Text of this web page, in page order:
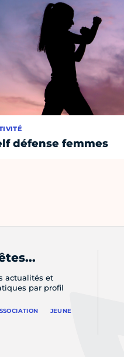
défense femmes
actualités et
par profil
JEUNE